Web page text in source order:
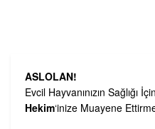
ASLOLAN!
Evcil Hayvanınızın Sağlığı
Hekim‘inize Muayene